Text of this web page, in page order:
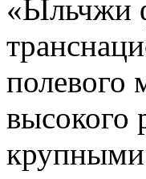
«Ыльчжи
полевого
высокого